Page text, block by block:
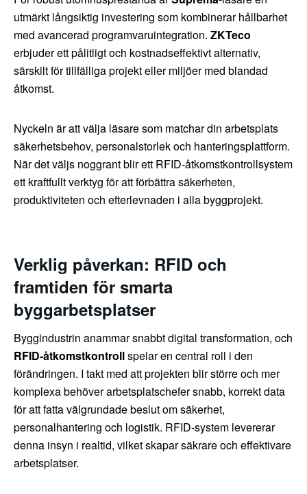
utmärkt långsiktig investering som kombinerar hållbarhet
med avancerad programvaruintegration. ZKTeco
erbjuder ett pålitligt och kostnadseffektivt alternativ,
särskilt för tillfälliga projekt eller miljöer med blandad
åtkomst.
Nyckeln är att välja läsare som matchar din arbetsplats
säkerhetsbehov, personalstorlek och hanteringsplattform.
När det väljs noggrant blir ett RFID-åtkomstkontrollsystem
ett kraftfullt verktyg för att förbättra säkerheten,
produktiviteten och efterlevnaden i alla byggprojekt.
Verklig påverkan: RFID och
framtiden för smarta
byggarbetsplatser
Byggindustrin anammar snabbt digital transformation, och
RFID-åtkomstkontrollspelar en central roll i den
förändringen. I takt med att projekten blir större och mer
komplexa behöver arbetsplatschefer snabb, korrekt data
för att fatta välgrundade beslut om säkerhet,
personalhantering och logistik. RFID-system levererar
denna insyn i realtid, vilket skapar säkrare och effektivare
arbetsplatser.